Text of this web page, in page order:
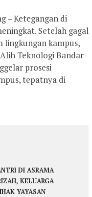
– Ketegangan di
Setelah gagal
lingkungan kampus,
Teknologi Bandar
prosesi
tepatnya di
DI ASRAMA
KELUARGA
YAYASAN